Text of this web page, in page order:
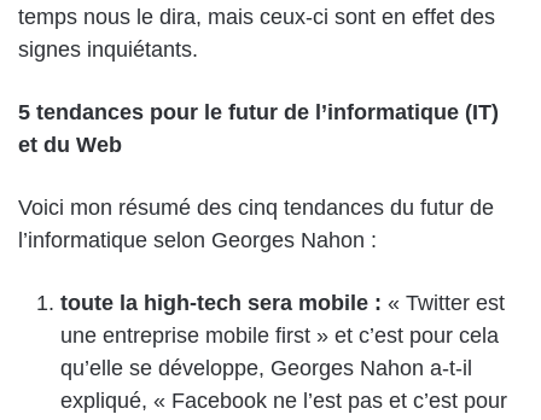
temps nous le dira, mais ceux-ci sont en effet des
signes inquiétants.
5 tendances pour le futur de l’informatique (IT)
et du Web
Voici mon résumé des cinq tendances du futur de
l’informatique selon Georges Nahon :
toute la high-tech sera mobile : « Twitter est
une entreprise mobile first » et c’est pour cela
qu’elle se développe, Georges Nahon a-t-il
expliqué, « Facebook ne l’est pas et c’est pour